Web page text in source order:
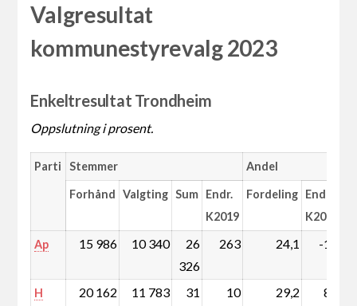
Valgresultat
kommunestyrevalg 2023
Enkeltresultat Trondheim
Oppslutning i prosent.
Parti Stemmer Andel
Forhånd Valgting Sum Endr.
K2019
Fordeling Endr.
K2019
Ap 15 986 10 340
26
326
263 24,1 -1,0
H 20 162 11 783
31
10
29,2 8,6